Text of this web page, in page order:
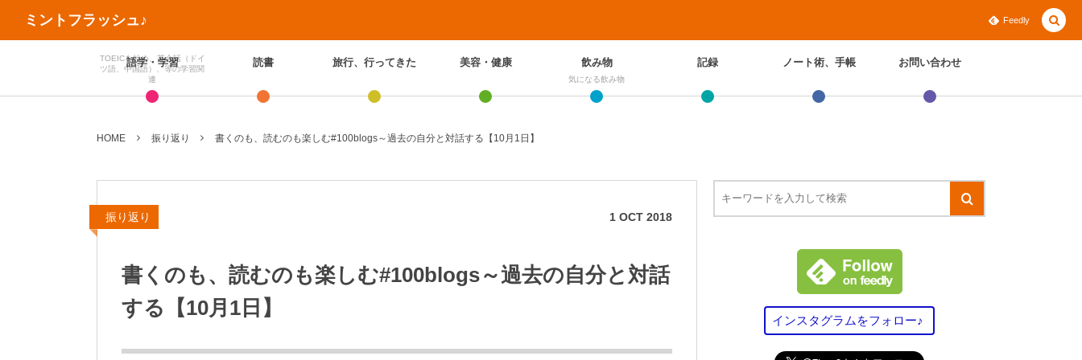
ミントフラッシュ♪ Feedly
語学・学習
TOEICを始め、英会話（ドイ
ツ語、中国語）、等の学習関
連
読書 旅行、行ってきた 美容・健康 飲み物
気になる飲み物
記録 ノート術、手帳 お問い合わせ
HOME 振り返り 書くのも、読むのも楽しむ#100blogs～過去の自分と対話する【10月1日】
振り返り 1 OCT 2018
書くのも、読むのも楽しむ#100blogs～過去の自分と対話
する【10月1日】
インスタグラムをフォロー♪